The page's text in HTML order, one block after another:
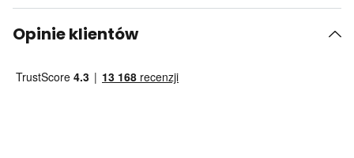
Opinie klientów